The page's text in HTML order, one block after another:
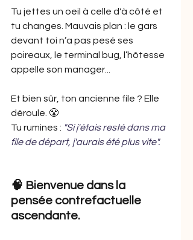
Tu jettes un oeil à celle d'à côté et
tu changes. Mauvais plan : le gars
devant toi n’a pas pesé ses
poireaux, le terminal bug, l’hôtesse
appelle son manager...
Et bien sûr, ton ancienne file ? Elle
déroule. 😤
Tu rumines : "Si j'étais resté dans ma
file de départ, j'aurais été plus vite".
🧠 Bienvenue dans la
pensée contrefactuelle
ascendante.